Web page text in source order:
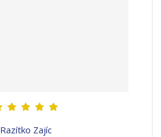
Razítko Zajíc